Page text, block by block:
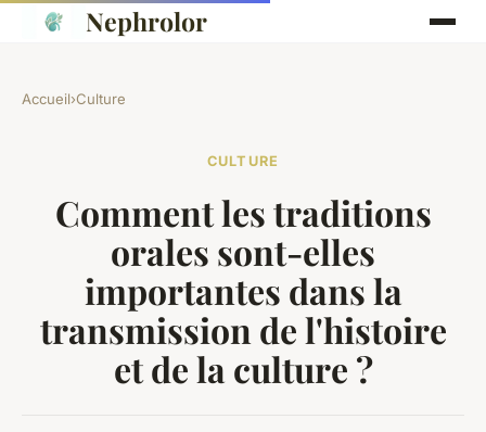
Nephrolor
Accueil›Culture
CULTURE
Comment les traditions
orales sont-elles
importantes dans la
transmission de l'histoire
et de la culture ?